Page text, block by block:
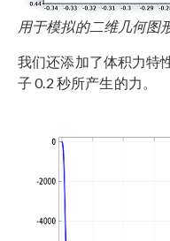
用于模拟的二维几何图
我们还添加了体积力特
子 0.2 秒所产生的力。